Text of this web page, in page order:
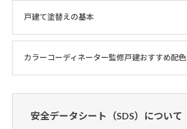
戸建て塗替えの基本
カラーコーディネーター監修戸建おすすめ配色
安全データシート（SDS）について